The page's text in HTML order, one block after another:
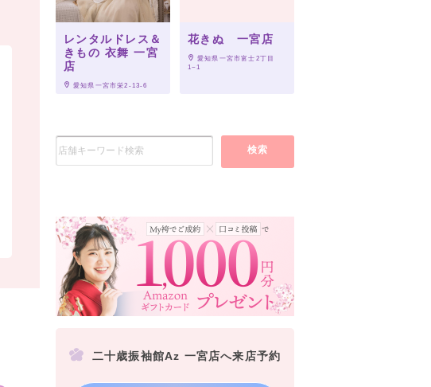
レンタルドレス＆
きもの 衣舞 一宮
店
愛知県一宮市栄2-13-6
花きぬ 一宮店
愛知県一宮市富士2丁目
1−1
検索
二十歳振袖館Az 一宮店へ来店予約